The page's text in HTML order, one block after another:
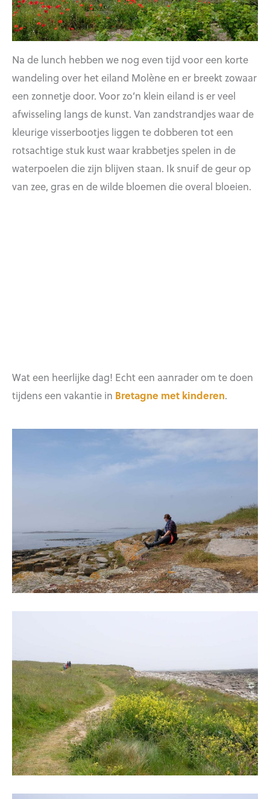
Na de lunch hebben we nog even tijd voor een korte
wandeling over het eiland Molène en er breekt zowaar
een zonnetje door. Voor zo’n klein eiland is er veel
afwisseling langs de kunst. Van zandstrandjes waar de
kleurige visserbootjes liggen te dobberen tot een
rotsachtige stuk kust waar krabbetjes spelen in de
waterpoelen die zijn blijven staan. Ik snuif de geur op
van zee, gras en de wilde bloemen die overal bloeien.
Wat een heerlijke dag! Echt een aanrader om te doen
tijdens een vakantie in Bretagne met kinderen.